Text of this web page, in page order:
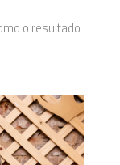
o resultado